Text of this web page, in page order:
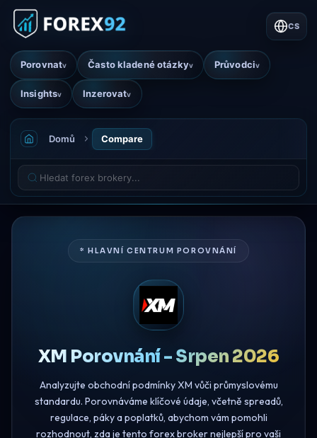
Porovnatv Často kladené otázkyv Průvodciv
Insightsv Inzerovatv
CS
Domů Compare
* HLAVNÍ CENTRUM POROVNÁNÍ
XM Porovnání - Srpen 2026
Analyzujte obchodní podmínky XM vůči průmyslovému
standardu. Porovnáváme klíčové údaje, včetně spreadů,
regulace, páky a poplatků, abychom vám pomohli
rozhodnout, zda je tento forex broker nejlepší pro vaši